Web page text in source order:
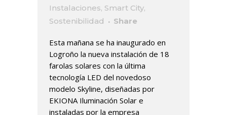
Instalaciones, Smart City,
Sostenibilidad
Share
Esta mañana se ha inaugurado en
Logroño la nueva instalación de 18
farolas solares con la última
tecnología LED del novedoso
modelo Skyline, diseñadas por
EKIONA Iluminación Solar e
instaladas por la empresa